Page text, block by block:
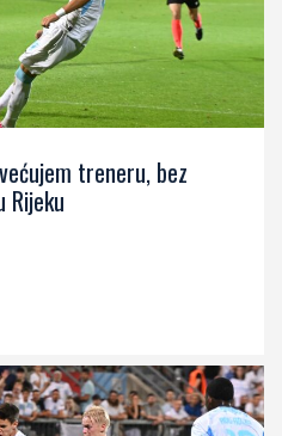
treneru, bez
Rijeku